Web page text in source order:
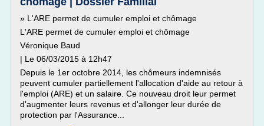
» L'ARE permet de cumuler emploi et chômage
L'ARE permet de cumuler emploi et chômage
Véronique Baud
| Le 06/03/2015 à 12h47
Depuis le 1er octobre 2014, les chômeurs indemnisés
peuvent cumuler partiellement l'allocation d'aide au retour à
l'emploi (ARE) et un salaire. Ce nouveau droit leur permet
d'augmenter leurs revenus et d'allonger leur durée de
protection par l'Assurance...